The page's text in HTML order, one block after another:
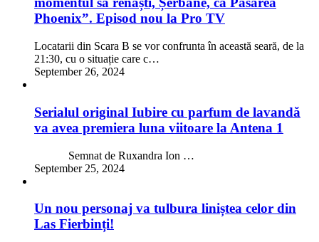
Phoenix”. Episod nou la Pro TV
Locatarii din Scara B se vor confrunta în această seară, de la
21:30, cu o situație care c…
September 26, 2024
Serialul original Iubire cu parfum de lavandă
va avea premiera luna viitoare la Antena 1
Semnat de Ruxandra Ion …
September 25, 2024
Un nou personaj va tulbura liniștea celor din
Las Fierbinți!